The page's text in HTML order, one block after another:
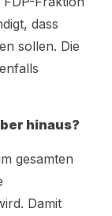
dass
sollen. Die
hinaus?
gesamten
Damit